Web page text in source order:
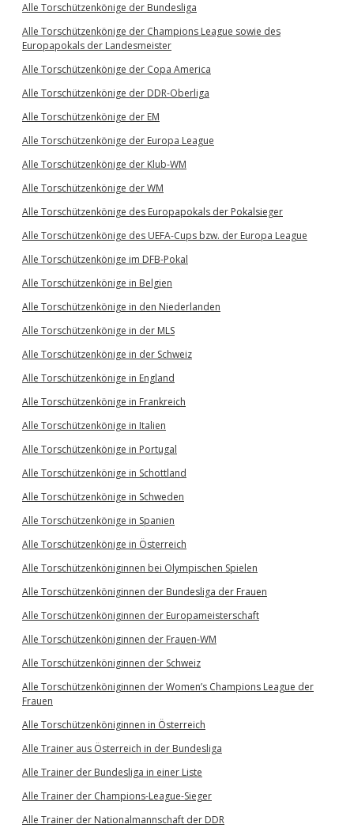
Alle Torschützenkönige der Bundesliga
Alle Torschützenkönige der Champions League sowie des
Europapokals der Landesmeister
Alle Torschützenkönige der Copa America
Alle Torschützenkönige der DDR-Oberliga
Alle Torschützenkönige der EM
Alle Torschützenkönige der Europa League
Alle Torschützenkönige der Klub-WM
Alle Torschützenkönige der WM
Alle Torschützenkönige des Europapokals der Pokalsieger
Alle Torschützenkönige des UEFA-Cups bzw. der Europa League
Alle Torschützenkönige im DFB-Pokal
Alle Torschützenkönige in Belgien
Alle Torschützenkönige in den Niederlanden
Alle Torschützenkönige in der MLS
Alle Torschützenkönige in der Schweiz
Alle Torschützenkönige in England
Alle Torschützenkönige in Frankreich
Alle Torschützenkönige in Italien
Alle Torschützenkönige in Portugal
Alle Torschützenkönige in Schottland
Alle Torschützenkönige in Schweden
Alle Torschützenkönige in Spanien
Alle Torschützenkönige in Österreich
Alle Torschützenköniginnen bei Olympischen Spielen
Alle Torschützenköniginnen der Bundesliga der Frauen
Alle Torschützenköniginnen der Europameisterschaft
Alle Torschützenköniginnen der Frauen-WM
Alle Torschützenköniginnen der Schweiz
Alle Torschützenköniginnen der Women’s Champions League der
Frauen
Alle Torschützenköniginnen in Österreich
Alle Trainer aus Österreich in der Bundesliga
Alle Trainer der Bundesliga in einer Liste
Alle Trainer der Champions-League-Sieger
Alle Trainer der Nationalmannschaft der DDR